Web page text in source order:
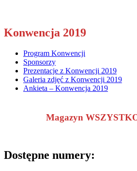
Konwencja 2019
Program Konwencji
Sponsorzy
Prezentacje z Konwencji 2019
Galeria zdjęć z Konwencji 2019
Ankieta – Konwencja 2019
Magazyn
Dostępne numery: